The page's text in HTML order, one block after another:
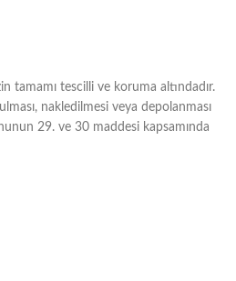
tamamı tescilli ve koruma altındadır.
nakledilmesi veya depolanması
29. ve 30 maddesi kapsamında